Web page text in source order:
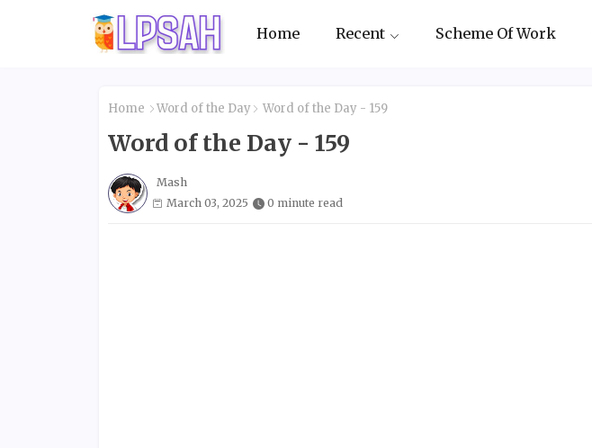
Home Recent Scheme Of Work
Home Word of the Day Word of the Day - 159
Word of the Day - 159
Mash
March 03, 2025
0 minute read